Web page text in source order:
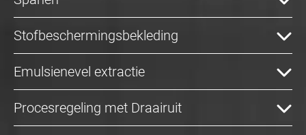
Stofbeschermingsbekleding
Emulsienevel extractie
Procesregeling met Draairuit